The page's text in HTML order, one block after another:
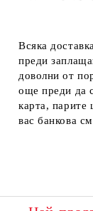
Всяка
преди
доволни от
още преди да
карта, парите
вас банкова